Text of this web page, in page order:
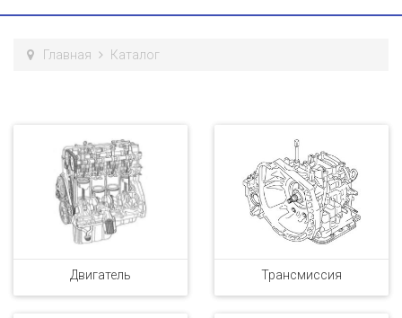
Главная Каталог
Двигатель Трансмиссия